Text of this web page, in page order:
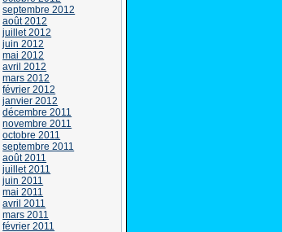
septembre 2012
août 2012
juillet 2012
juin 2012
mai 2012
avril 2012
mars 2012
février 2012
janvier 2012
décembre 2011
novembre 2011
octobre 2011
septembre 2011
août 2011
juillet 2011
juin 2011
mai 2011
avril 2011
mars 2011
février 2011